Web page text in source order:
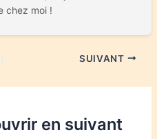
chez moi !
SUIVANT
en suivant